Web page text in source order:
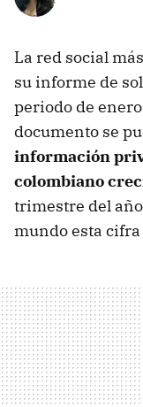
La red social
su informe de
periodo de
documento se
información
colombiano
trimestre del
mundo esta